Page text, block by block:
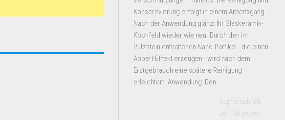
Konserevierung erfolgt in einem Arbeitsgang.
Nach der Anwendung glänzt Ihr Glaskeramik-
Kochfeld wieder wie neu. Durch den im
Putzstein enthaltenen Nano-Partikel - die einen
Abperl-Effekt erzeugen - wird nach dem
Erstgebrauch eine spätere Reinigung
erleichtert. Anwendung: Den ...
Kupferschrott
zum abgeben